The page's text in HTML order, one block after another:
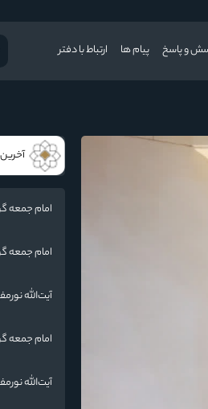
و پاسخ پیام ها ارتباط با دفتر
امام جمعه
راهبردی
امام جمعه
آیت‌الله
دشمن از
ما فرو بردن
آیت‌الله